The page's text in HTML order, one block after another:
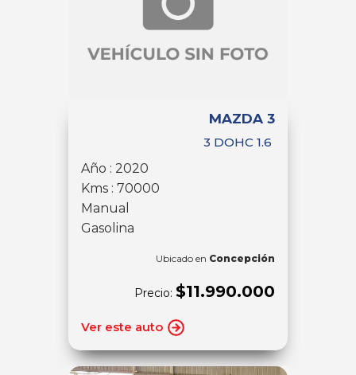
MAZDA 3
3 DOHC 1.6
Año : 2020
Kms : 70000
Manual
Gasolina
Ubicado en Concepción
Precio: $11.990.000
Ver este auto